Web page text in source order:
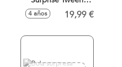
Sirena - Lana
Marine.
4 años 19,99 €